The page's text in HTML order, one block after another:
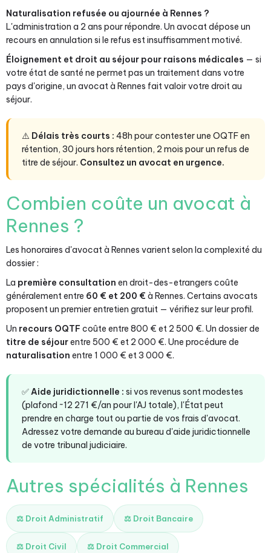
Naturalisation refusée ou ajournée à Rennes ?
L'administration a 2 ans pour répondre. Un avocat dépose un
recours en annulation si le refus est insuffisamment motivé.
Éloignement et droit au séjour pour raisons médicales — si
votre état de santé ne permet pas un traitement dans votre
pays d'origine, un avocat à Rennes fait valoir votre droit au
séjour.
⚠️ Délais très courts : 48h pour contester une OQTF en
rétention, 30 jours hors rétention, 2 mois pour un refus de
titre de séjour. Consultez un avocat en urgence.
Combien coûte un avocat à
Rennes ?
Les honoraires d'avocat à Rennes varient selon la complexité du
dossier :
La première consultation en droit-des-etrangers coûte
généralement entre 60 € et 200 € à Rennes. Certains avocats
proposent un premier entretien gratuit — vérifiez sur leur profil.
Un recours OQTF coûte entre 800 € et 2 500 €. Un dossier de
titre de séjourentre 500 € et 2 000 €. Une procédure de
naturalisation entre 1 000 € et 3 000 €.
✅Aide juridictionnelle : si vos revenus sont modestes
(plafond ~12 271 €/an pour l'AJ totale), l'État peut
prendre en charge tout ou partie de vos frais d'avocat.
Adressez votre demande au bureau d'aide juridictionnelle
de votre tribunal judiciaire.
Autres spécialités à Rennes
⚖️ Droit Administratif ⚖️ Droit Bancaire
⚖️ Droit Civil ⚖️ Droit Commercial